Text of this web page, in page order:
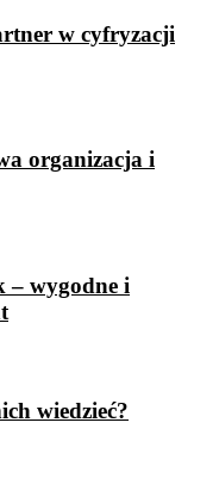
w cyfryzacji
organizacja i
– wygodne i
wiedzieć?